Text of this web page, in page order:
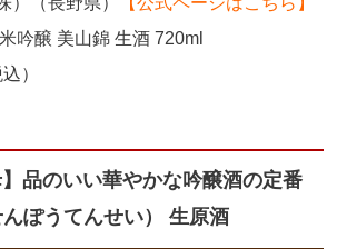
吟醸 美山錦 生酒 720ml
）
品のいい華やかな吟醸酒の定番
んぽうてんせい） 生原酒